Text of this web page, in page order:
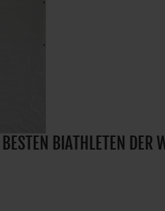
BIATHLETEN DER